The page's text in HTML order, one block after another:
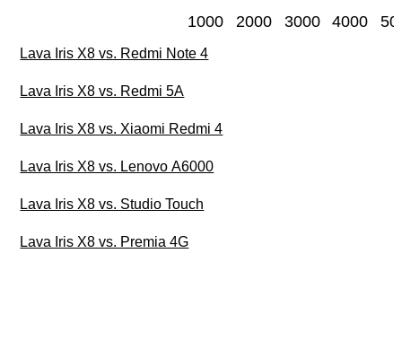
1000 2000 3000 4000
Lava Iris X8 vs. Redmi Note 4
Lava Iris X8 vs. Redmi 5A
Lava Iris X8 vs. Xiaomi Redmi 4
Lava Iris X8 vs. Lenovo A6000
Lava Iris X8 vs. Studio Touch
Lava Iris X8 vs. Premia 4G